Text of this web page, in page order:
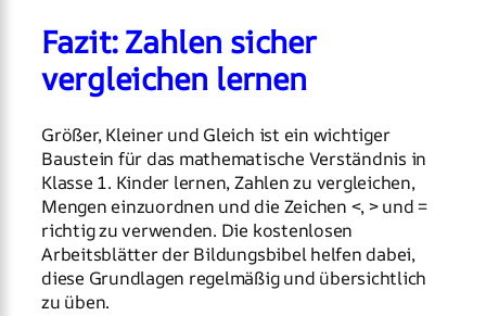
Fazit: Zahlen sicher
vergleichen lernen
Größer, Kleiner und Gleich ist ein wichtiger
Baustein für das mathematische Verständnis in
Klasse 1. Kinder lernen, Zahlen zu vergleichen,
Mengen einzuordnen und die Zeichen <, > und =
richtig zu verwenden. Die kostenlosen
Arbeitsblätter der Bildungsbibel helfen dabei,
diese Grundlagen regelmäßig und übersichtlich
zu üben.